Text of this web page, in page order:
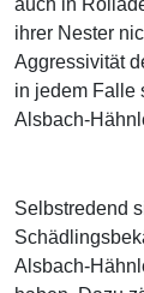
auch in
ihrer Nester
Aggressivität
in jedem Falle
Alsbach-
Selbstredend
Alsbach-